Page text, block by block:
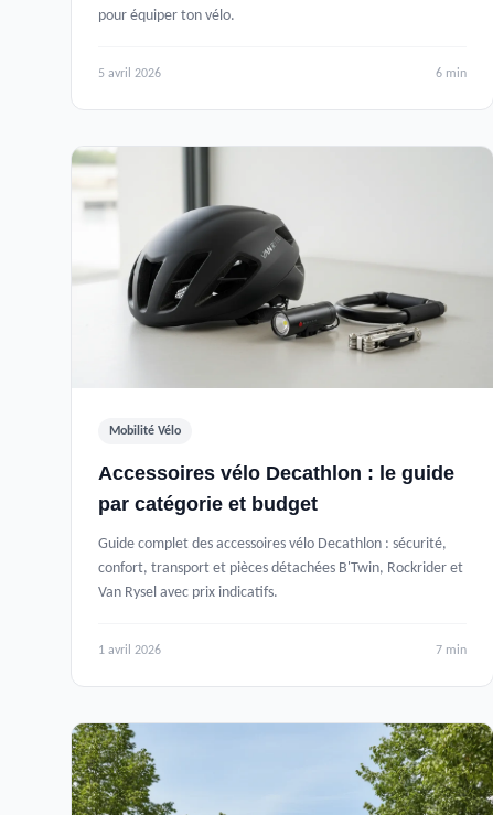
pour équiper ton vélo.
5 avril 2026 6 min
Mobilité Vélo
Accessoires vélo Decathlon : le guide
par catégorie et budget
Guide complet des accessoires vélo Decathlon : sécurité,
confort, transport et pièces détachées B'Twin, Rockrider et
Van Rysel avec prix indicatifs.
1 avril 2026 7 min